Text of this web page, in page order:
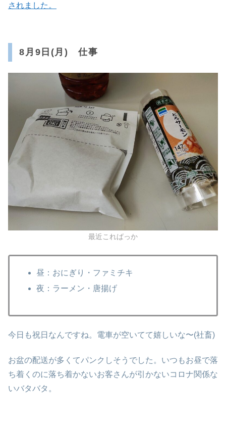
されました。
8月9日(月) 仕事
最近こればっか
昼：おにぎり・ファミチキ
夜：ラーメン・唐揚げ
今日も祝日なんですね。電車が空いてて嬉しいな〜(社畜)
お盆の配送が多くてパンクしそうでした。いつもお昼で落
ち着くのに落ち着かないお客さんが引かないコロナ関係な
いバタバタ。